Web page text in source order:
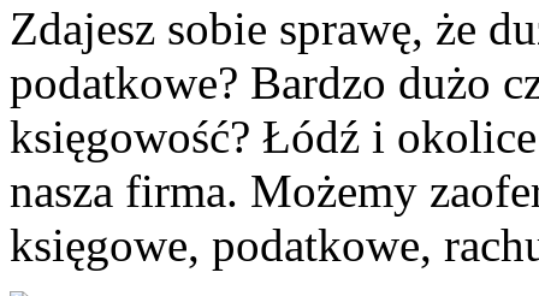
Zdajesz sobie sprawę, że
podatkowe? Bardzo dużo
księgowość? Łódź i
nasza firma. Możemy
księgowe, podatkowe,